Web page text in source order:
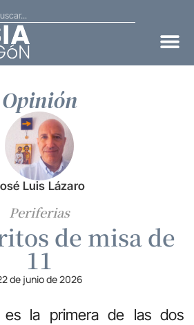
Opinión
Luis Lázaro
Periferias
de misa de
11
de junio de 2026
es la primera de las dos